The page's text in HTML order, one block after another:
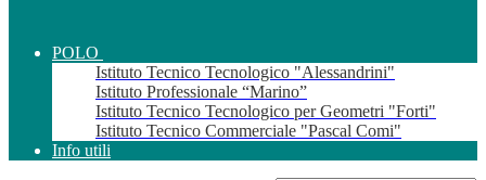
POLO
Istituto Tecnico Tecnologico "Alessandrini"
Istituto Professionale “Marino”
Istituto Tecnico Tecnologico per Geometri "Forti"
Istituto Tecnico Commerciale "Pascal Comi"
Info utili